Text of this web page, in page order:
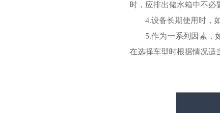
时，应排出储水箱中不必
4.设备长期使用时，
5.作为一系列因素，
在选择车型时根据情况适